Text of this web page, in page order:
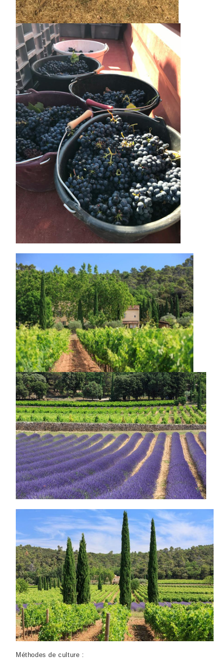
Méthodes de culture :